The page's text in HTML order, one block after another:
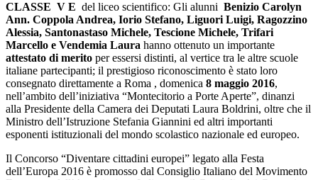
CLASSE V E del liceo scientifico: Gli alunni Benizio Carolyn
Ann. Coppola Andrea, Iorio Stefano, Liguori Luigi, Ragozzino
Alessia, Santonastaso Michele, Tescione Michele, Trifari
Marcello e Vendemia Laura hanno ottenuto un importante
attestato di merito per essersi distinti, al vertice tra le altre scuole
italiane partecipanti; il prestigioso riconoscimento è stato loro
consegnato direttamente a Roma , domenica 8 maggio 2016,
nell’ambito dell’iniziativa “Montecitorio a Porte Aperte”, dinanzi
alla Presidente della Camera dei Deputati Laura Boldrini, oltre che il
Ministro dell’Istruzione Stefania Giannini ed altri importanti
esponenti istituzionali del mondo scolastico nazionale ed europeo.
Il Concorso “Diventare cittadini europei” legato alla Festa
dell’Europa 2016 è promosso dal Consiglio Italiano del Movimento